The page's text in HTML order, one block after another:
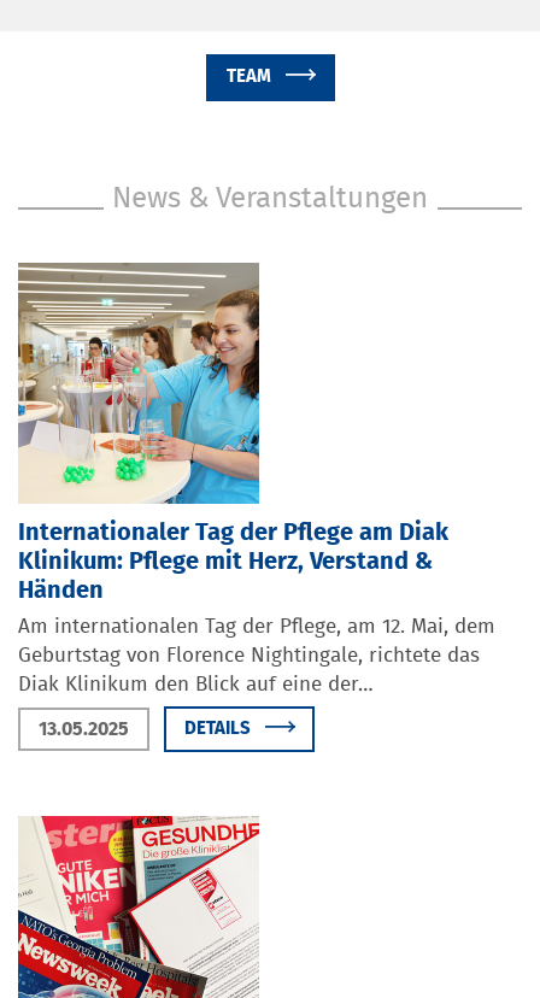
TEAM
News & Veranstaltungen
Internationaler Tag der Pflege am Diak
Klinikum: Pflege mit Herz, Verstand &
Händen
Am internationalen Tag der Pflege, am 12. Mai, dem
Geburtstag von Florence Nightingale, richtete das
Diak Klinikum den Blick auf eine der…
13.05.2025 DETAILS